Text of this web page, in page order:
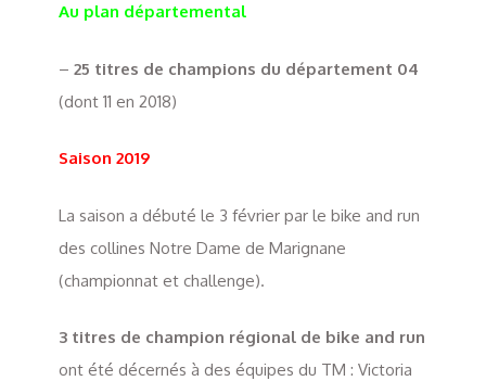
Au plan départemental
– 25 titres de champions du département 04
(dont 11 en 2018)
Saison 2019
La saison a débuté le 3 février par le bike and run
des collines Notre Dame de Marignane
(championnat et challenge).
3 titres de champion régional de bike and run
ont été décernés à des équipes du TM : Victoria